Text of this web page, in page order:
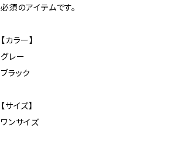
必須のアイテムです。
【カラー】
グレー
ブラック
【サイズ】
ワンサイズ